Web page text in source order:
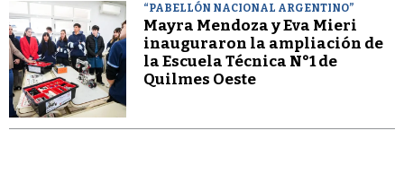
“PABELLÓN NACIONAL ARGENTINO”
Mayra Mendoza y Eva Mieri
inauguraron la ampliación de
la Escuela Técnica N°1 de
Quilmes Oeste